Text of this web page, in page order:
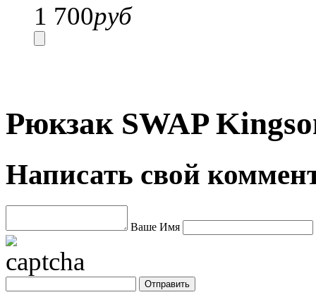
1 700руб
Рюкзак SWAP
Написать свой
Ваше Имя